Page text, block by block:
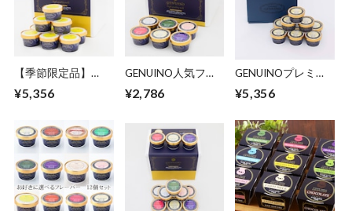
【季節限定品】
バナナ詰合せセット
¥5,356
GENUINO人気フレ
ット（プレミアムミ
ク、岡山県産いち
ご、岡山県産白桃、
岡山県産ピオーネ、
抹茶各１個）
¥2,786
GENUINOプレミア
セット12個
¥5,356